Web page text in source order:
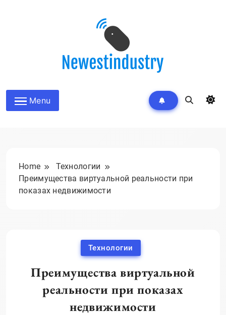
Menu
Home
Технологии
Преимущества виртуальной реальности при
показах недвижимости
Технологии
Преимущества виртуальной
реальности при показах
недвижимости